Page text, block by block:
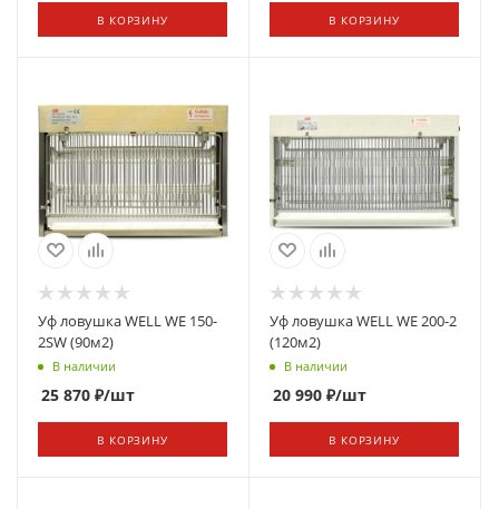
В КОРЗИНУ В КОРЗИНУ
Уф ловушка WELL WE 150-
2SW (90м2)
В наличии
25 870 ₽/шт
В КОРЗИНУ
Уф ловушка WELL WE 200-2
(120м2)
В наличии
20 990 ₽/шт
В КОРЗИНУ